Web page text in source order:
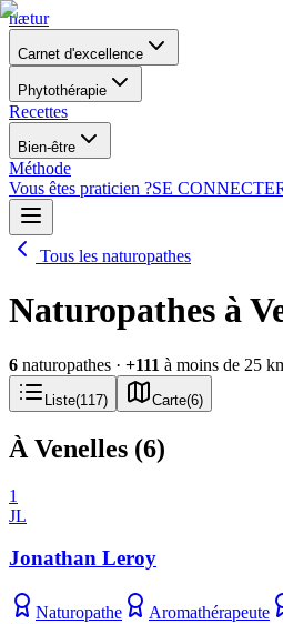
nætur
Carnet d'excellence
Phytothérapie
Recettes
Bien-être
Méthode
Vous êtes praticien ?SE
Tous les naturopathes
Naturopathes à
6 naturopathes · +111 à moins de 25
Liste(117) Carte(6)
À Venelles (6)
1
JL
Jonathan Leroy
Naturopathe Aromathérapeute